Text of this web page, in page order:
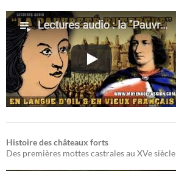
Histoire des châteaux forts
Des premières mottes castrales au XVe siècle